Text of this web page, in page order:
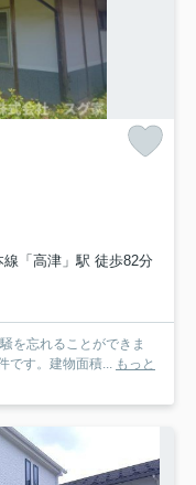
線「高津」駅 徒歩82分
を忘れることができま
です。建物面積... もっと